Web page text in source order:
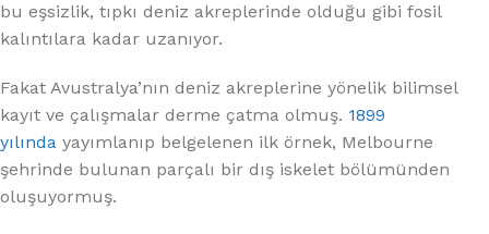
bu eşsizlik, tıpkı deniz akreplerinde olduğu gibi fosil
kalıntılara kadar uzanıyor.
Fakat Avustralya’nın deniz akreplerine yönelik bilimsel
kayıt ve çalışmalar derme çatma olmuş. 1899
yılında yayımlanıp belgelenen ilk örnek, Melbourne
şehrinde bulunan parçalı bir dış iskelet bölümünden
oluşuyormuş.